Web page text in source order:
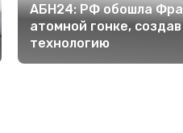
АБН24: РФ обошла
атомной гонке,
технологию